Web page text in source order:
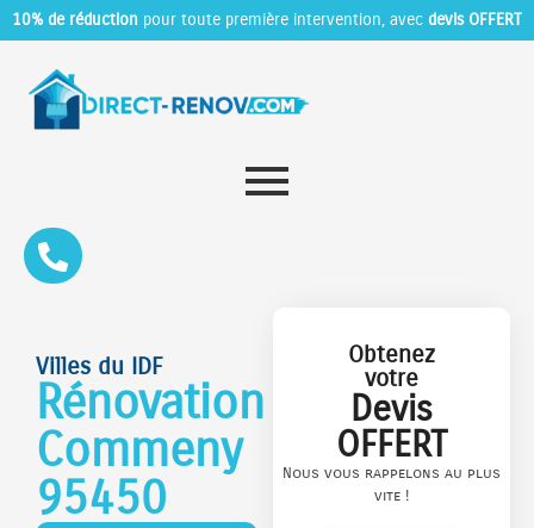
10% de réduction pour toute première intervention, avec devis OFFERT
Villes du IDF
Rénovation
Commeny
95450
Obtenez
votre
Devis
OFFERT
Nous vous rappelons au plus
vite !